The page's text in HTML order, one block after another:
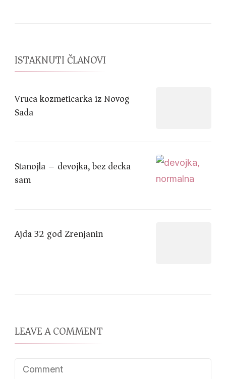
ISTAKNUTI ČLANOVI
Vruca kozmeticarka iz Novog
Sada
Stanojla – devojka, bez decka
sam
Ajda 32 god Zrenjanin
LEAVE A COMMENT